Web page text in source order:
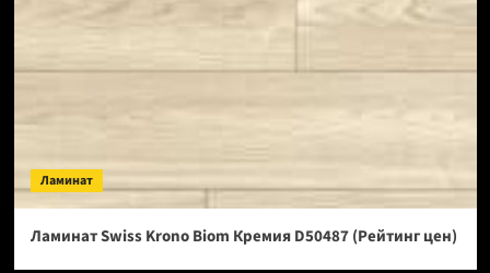
Ламинат
Ламинат Swiss Krono Biom Кремия D50487 (Рейтинг цен)